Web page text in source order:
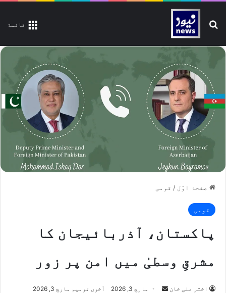
قائمة تلاش کیجیے
صفحۂ اوّل / قومی
قومی
پاکستان، آذربائیجان کا
مشرقِ وسطیٰ میں امن پر زور
اختر علی خان
Send مارچ 3, 2026 آخری ترمیم مارچ 3, 2026